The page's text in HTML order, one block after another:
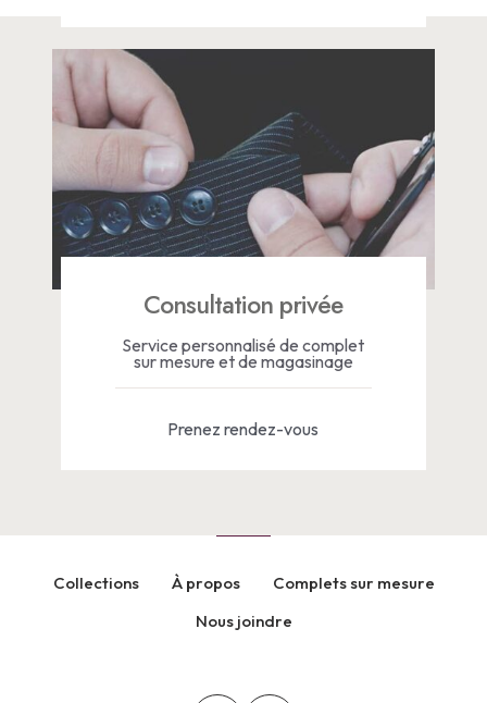
Consultation privée
Service personnalisé de complet
sur mesure et de magasinage
Prenez rendez-vous
Collections À propos
Complets sur mesure
Nous joindre